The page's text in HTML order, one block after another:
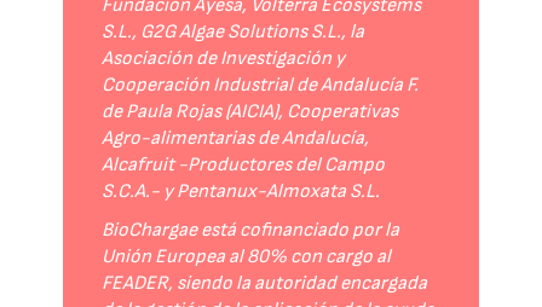
Fundación Ayesa, Volterra Ecosystems
S.L., G2G Algae Solutions S.L., la
Asociación de Investigación y
Cooperación Industrial de Andalucía F.
de Paula Rojas (AICIA), Cooperativas
Agro-alimentarias de Andalucía,
Alcafruit -Productores del Campo
S.C.A.- y Pentanux-Almoxata S.L.
BioChargae está cofinanciado por la
Unión Europea al 80% con cargo al
FEADER, siendo la autoridad encargada